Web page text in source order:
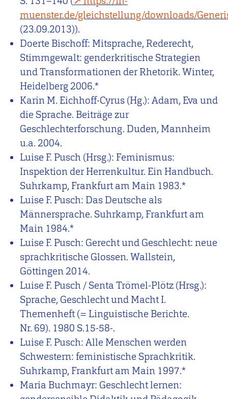
muenster.de/gleichstellung/downloads/
(23.09.2013)).
Doerte Bischoff: Mitsprache, Rederecht,
Stimmgewalt: genderkritische Strategien
und Transformationen der Rhetorik. Winter,
Heidelberg 2006.*
Karin M. Eichhoff-Cyrus (Hg.): Adam, Eva und
die Sprache. Beiträge zur
Geschlechterforschung. Duden, Mannheim
u.a. 2004.
Luise F. Pusch (Hrsg.): Feminismus:
Inspektion der Herrenkultur. Ein Handbuch.
Suhrkamp, Frankfurt am Main 1983.*
Luise F. Pusch: Das Deutsche als
Männersprache. Suhrkamp, Frankfurt am
Main 1984.*
Luise F. Pusch: Gerecht und Geschlecht: neue
sprachkritische Glossen. Wallstein,
Göttingen 2014.
Luise F. Pusch / Senta Trömel-Plötz (Hrsg.):
Sprache, Geschlecht und Macht I.
Themenheft (= Linguistische Berichte.
Nr. 69). 1980 S.15-58-.
Luise F. Pusch: Alle Menschen werden
Schwestern: feministische Sprachkritik.
Suhrkamp, Frankfurt am Main 1997.*
Maria Buchmayr: Geschlecht lernen: